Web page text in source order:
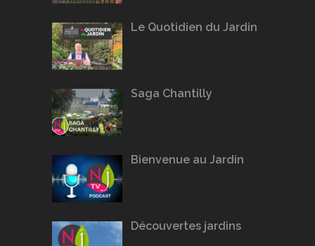
Le Quotidien du Jardin
Saga Chantilly
Bienvenue au Jardin
Découvertes jardins